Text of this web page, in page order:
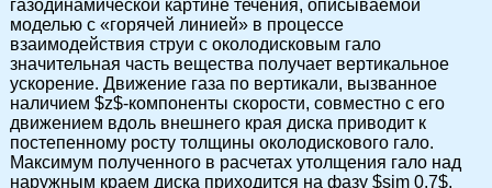
газодинамической картине течения, описываемой
моделью с «горячей линией» в процессе
взаимодействия струи с околодисковым гало
значительная часть вещества получает вертикальное
ускорение. Движение газа по вертикали, вызванное
наличием $z$-компоненты скорости, совместно с его
движением вдоль внешнего края диска приводит к
постепенному росту толщины околодискового гало.
Максимум полученного в расчетах утолщения гало над
наружным краем диска приходится на фазу $sim 0.7$,